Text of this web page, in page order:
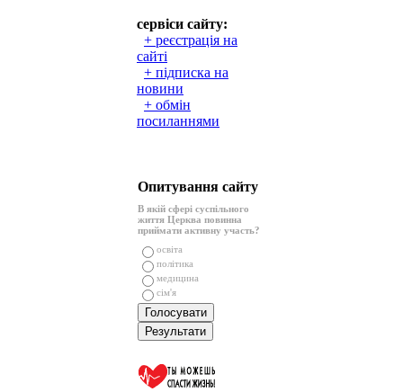
сервіси сайту:
+ реєстрація на
сайті
+ підписка на
новини
+ обмін
посиланнями
Опитування сайту
В якій сфері суспільного
життя Церква повинна
приймати активну участь?
освіта
політика
медицина
сім'я